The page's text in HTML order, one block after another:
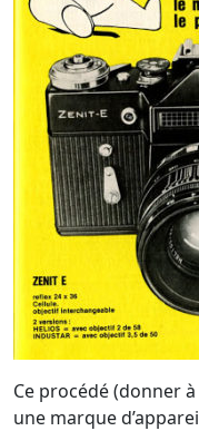
Ce procédé (donner
une marque